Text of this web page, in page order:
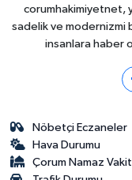
corumhakimiyetnet,
sadelik ve modernizmi
insanlara haber
Nöbetçi Eczaneler
Hava Durumu
Çorum Namaz